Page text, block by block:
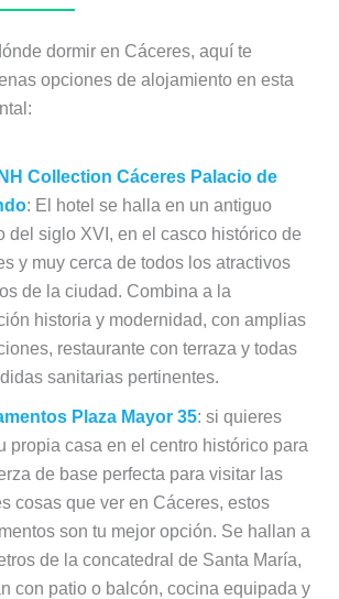
dormir en Cáceres, aquí te
opciones de alojamiento en esta
Collection Cáceres Palacio de
: El hotel se halla en un antiguo
del siglo XVI, en el casco histórico de
y muy cerca de todos los atractivos
de la ciudad. Combina a la
historia y modernidad, con amplias
restaurante con terraza y todas
sanitarias pertinentes.
Plaza Mayor 35: si quieres
propia casa en el centro histórico para
de base perfecta para visitar las
cosas que ver en Cáceres, estos
son tu mejor opción. Se hallan a
de la concatedral de Santa María,
con patio o balcón, cocina equipada y